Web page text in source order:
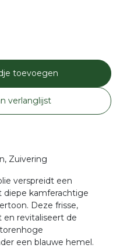
toevoegen
verlanglijst
Zuivering
verspreidt een
diepe kamferachtige
Deze frisse,
revitaliseert de
een blauwe hemel.